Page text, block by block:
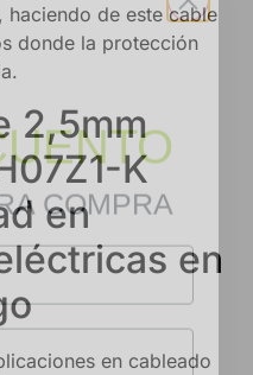
haciendo de este cable
donde la protección
2,5mm
K
en
en
en cableado
COMPRA